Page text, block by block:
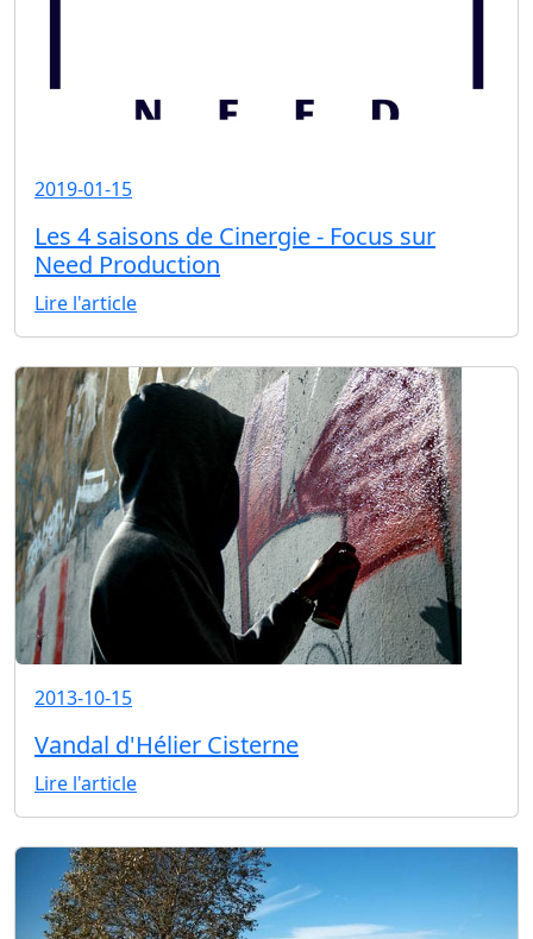
2019-01-15
Les 4 saisons de Cinergie - Focus sur
Need Production
Lire l'article
2013-10-15
Vandal d'Hélier Cisterne
Lire l'article